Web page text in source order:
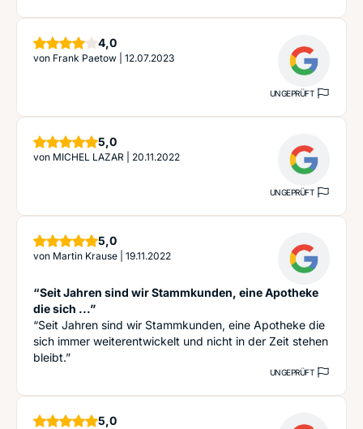
4,0Sterne
von Frank Paetow 12.07.2023
UNGEPRÜFT
5,0Sterne
von MICHEL LAZAR 20.11.2022
UNGEPRÜFT
5,0Sterne
von Martin Krause 19.11.2022
“Seit Jahren sind wir Stammkunden, eine Apotheke
die sich ...”
“Seit Jahren sind wir Stammkunden, eine Apotheke die
sich immer weiterentwickelt und nicht in der Zeit stehen
bleibt.”
UNGEPRÜFT
5,0Sterne